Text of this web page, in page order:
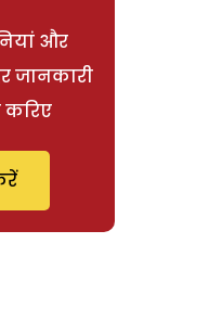
और
जानकारी
करिए